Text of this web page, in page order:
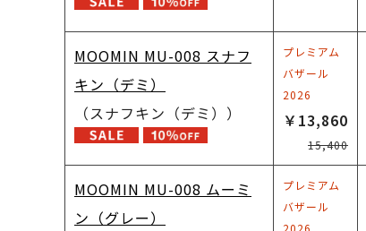
MOOMIN MU-008 スナフ
キン（デミ）
（スナフキン（デミ））
プレミアム
バザール
2026
￥13,860
15,400
MOOMIN MU-008 ムーミ
ン（グレー）
プレミアム
バザール
2026